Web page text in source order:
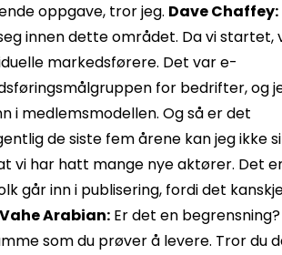
oppgave, tror jeg. Dave Chaffey:
innen dette området. Da vi startet,
markedsførere. Det var e-
for bedrifter, og
i medlemsmodellen. Og så er det
de siste fem årene kan jeg ikke
vi har hatt mange nye aktører. Det
går inn i publisering, fordi det
Vahe Arabian: Er det en begrensning?
som du prøver å levere. Tror du